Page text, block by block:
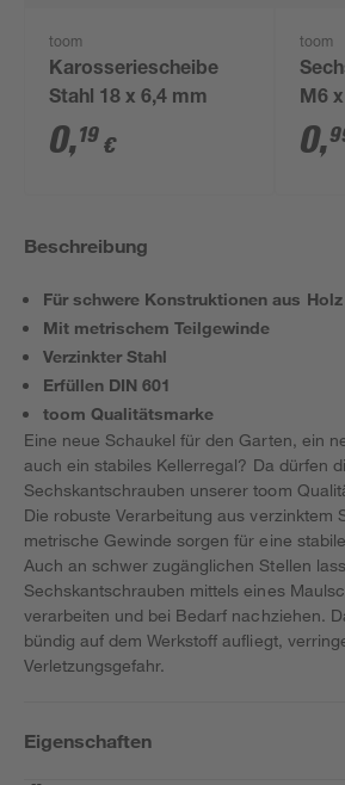
toom
Karosseriescheibe
Stahl 18 x 6,4 mm
0,19 €
toom
M6
0,
Beschreibung
Für schwere Konstruktionen aus
Mit metrischem Teilgewinde
Verzinkter Stahl
Erfüllen DIN 601
toom Qualitätsmarke
Eine neue Schaukel für den Garten, ein
auch ein stabiles Kellerregal? Da dürfen
Sechskantschrauben unserer toom
Die robuste Verarbeitung aus verzinktem
metrische Gewinde sorgen für eine
Auch an schwer zugänglichen Stellen
Sechskantschrauben mittels eines
verarbeiten und bei Bedarf nachziehen.
bündig auf dem Werkstoff aufliegt,
Verletzungsgefahr.
Eigenschaften